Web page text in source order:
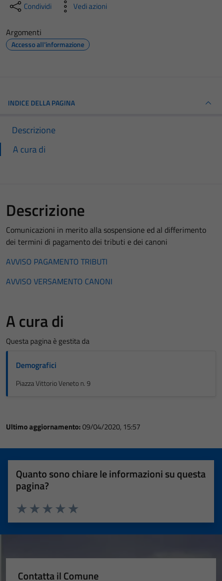
Condividi Vedi azioni
Argomenti
Accesso all'informazione
INDICE DELLA PAGINA
Descrizione
A cura di
Descrizione
Comunicazioni in merito alla sospensione ed al differimento
dei termini di pagamento dei tributi e dei canoni
AVVISO PAGAMENTO TRIBUTI
AVVISO VERSAMENTO CANONI
A cura di
Questa pagina è gestita da
Demografici
Piazza Vittorio Veneto n. 9
Ultimo aggiornamento:09/04/2020, 15:57
Quanto sono chiare le informazioni su questa
pagina?
Valuta 5 stelle su 5
Valuta 4 stelle su 5
Valuta 3 stelle su 5
Valuta 2 stelle su 5
Valuta 1 stelle su 5
Contatta il Comune